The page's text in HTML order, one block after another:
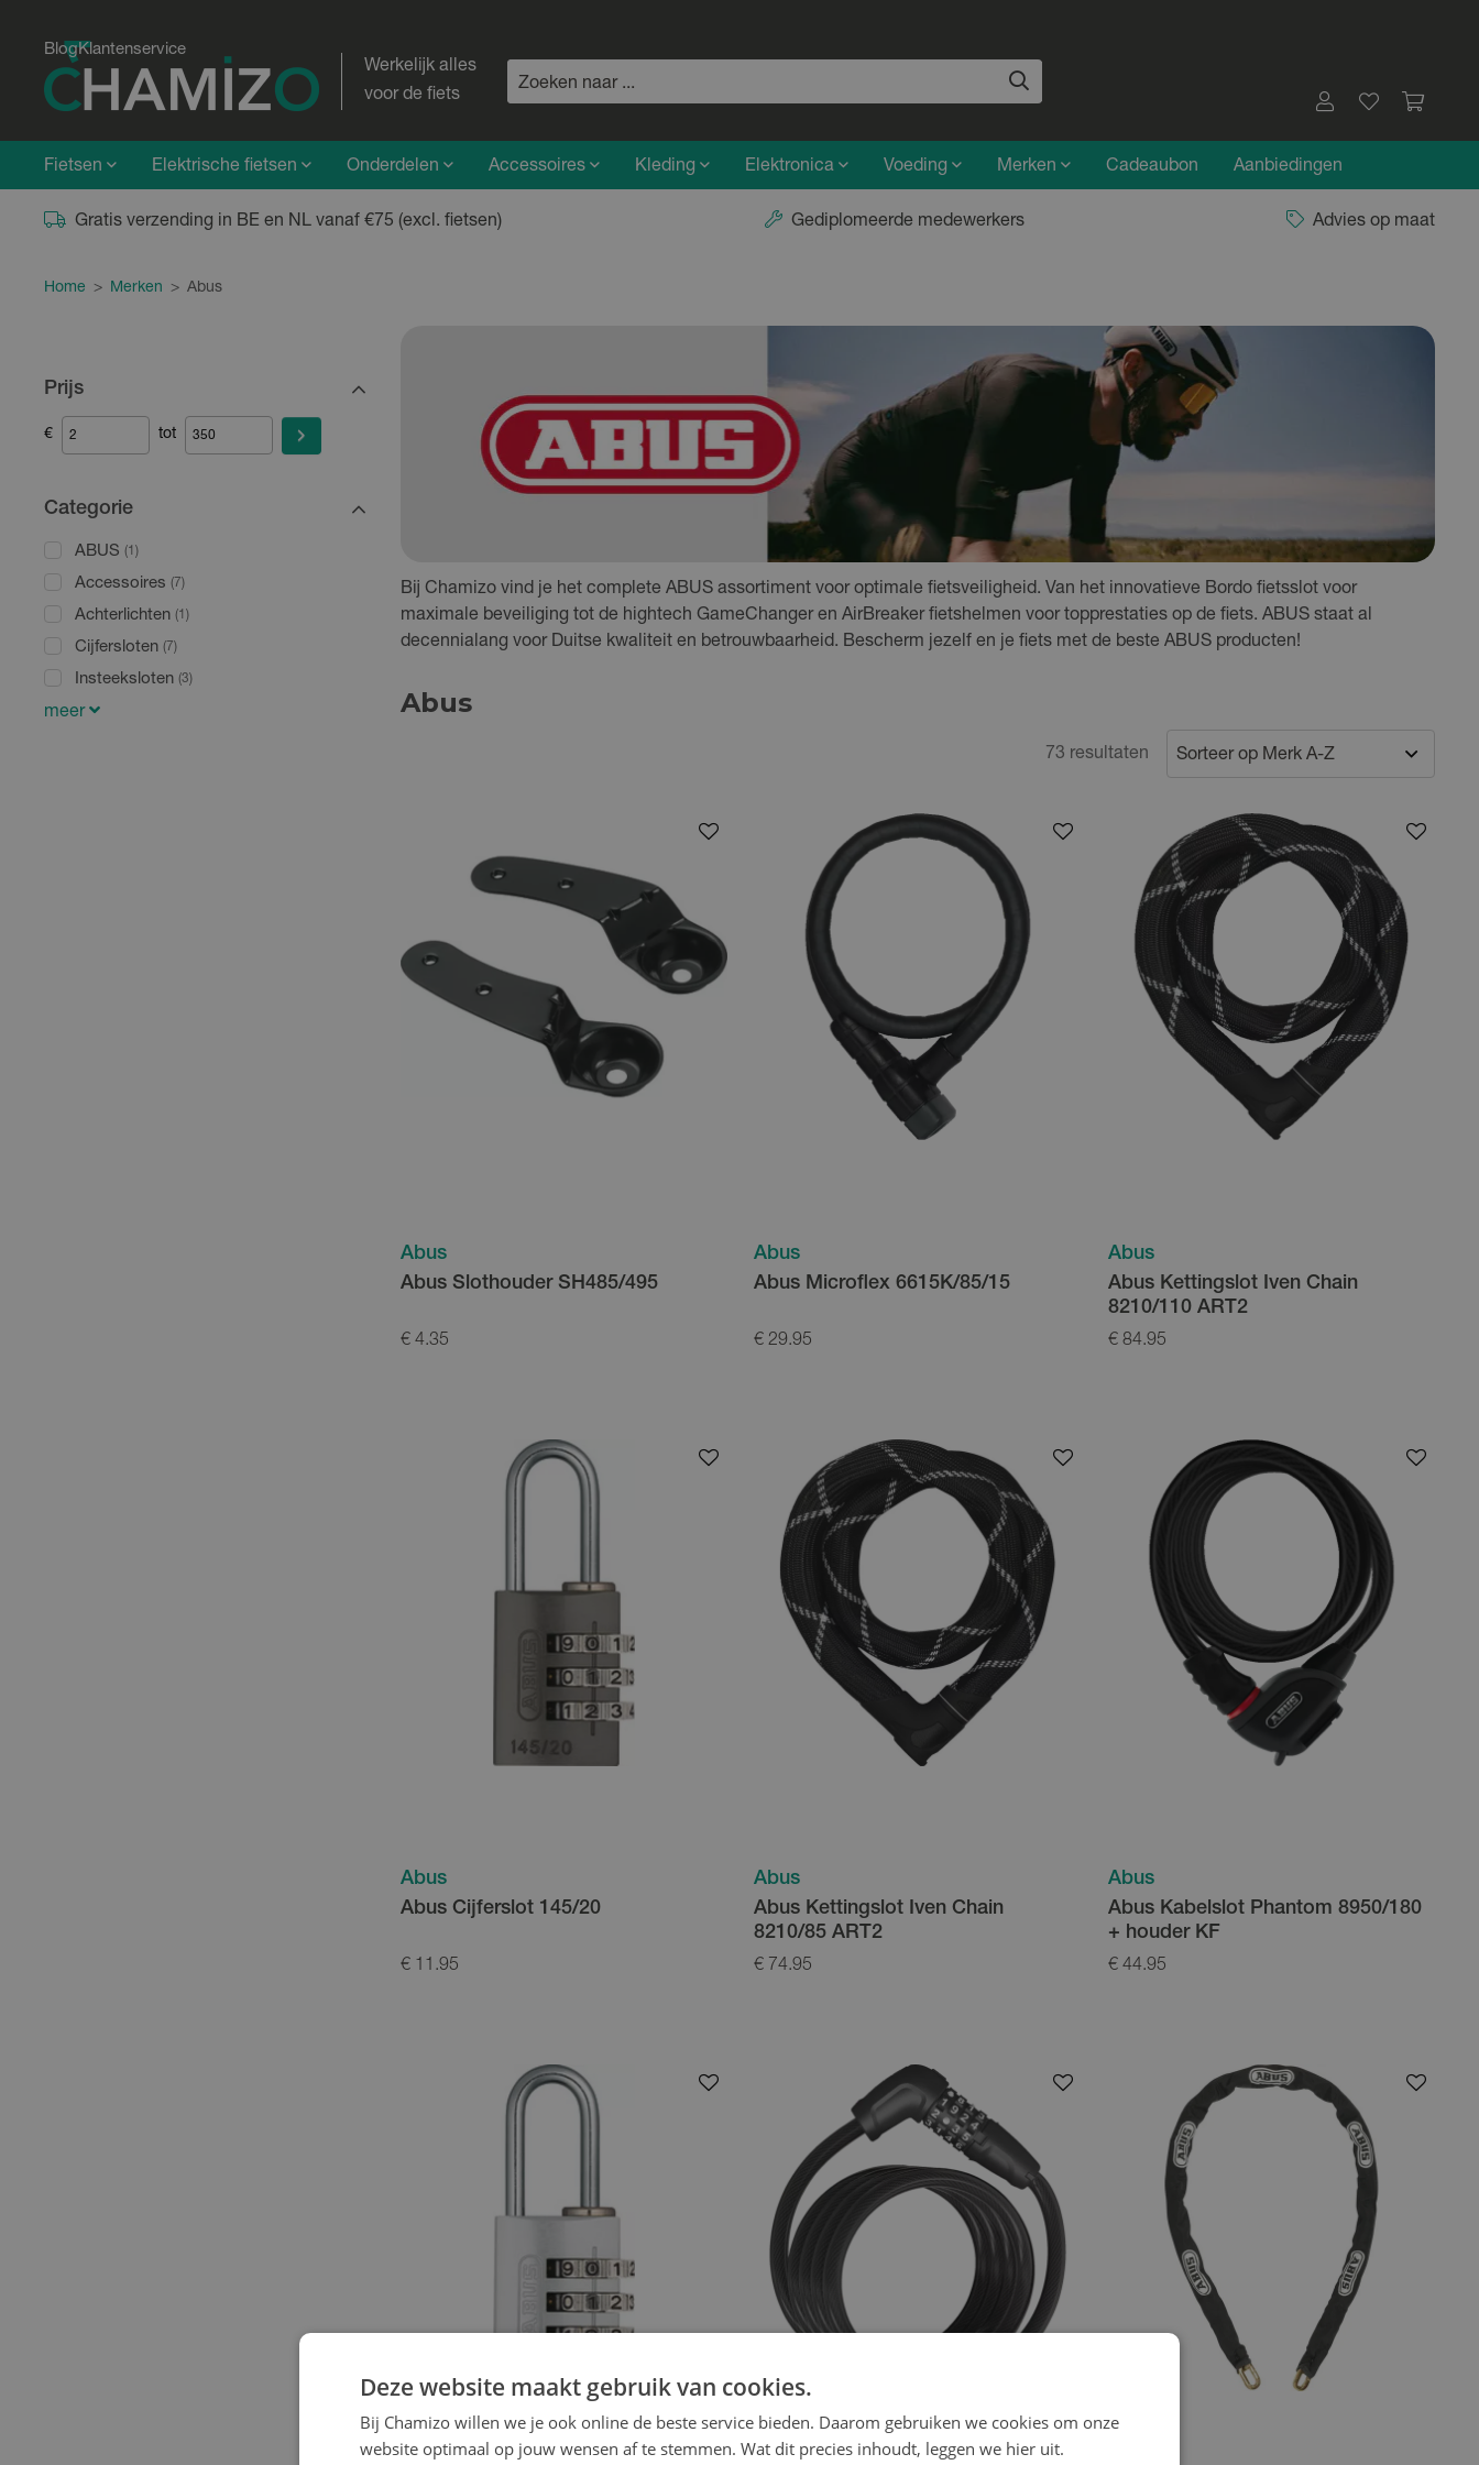
BlogKlantenservice
Werkelijk alles
voor de fiets
Fietsen Elektrische fietsen Onderdelen Accessoires Kleding Elektronica Voeding Merken Cadeaubon Aanbiedingen
Gratis verzending in BE en NL vanaf €75 (excl. fietsen) Gediplomeerde medewerkers Advies op maat
Home > Merken > Abus
Prijs
€ tot
Categorie
ABUS (1)
Accessoires (7)
Achterlichten (1)
Cijfersloten (7)
Insteeksloten (3)
meer
Bij Chamizo vind je het complete ABUS assortiment voor optimale fietsveiligheid. Van het innovatieve Bordo fietsslot voor
maximale beveiliging tot de hightech GameChanger en AirBreaker fietshelmen voor topprestaties op de fiets. ABUS staat al
decennialang voor Duitse kwaliteit en betrouwbaarheid. Bescherm jezelf en je fiets met de beste ABUS producten!
Abus
73 resultaten
Abus
Abus Slothouder SH485/495
€ 4.35
Abus
Abus Microflex 6615K/85/15
€ 29.95
Abus
Abus Kettingslot Iven Chain
8210/110 ART2
€ 84.95
Abus
Abus Cijferslot 145/20
€ 11.95
Abus
Abus Kettingslot Iven Chain
8210/85 ART2
€ 74.95
Abus
Abus Kabelslot Phantom 8950/180
+ houder KF
€ 44.95
Deze website maakt gebruik van cookies.
Bij Chamizo willen we je ook online de beste service bieden. Daarom gebruiken we cookies om onze
website optimaal op jouw wensen af te stemmen. Wat dit precies inhoudt, leggen we hier uit.